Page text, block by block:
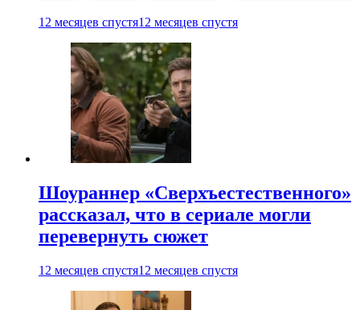
12 месяцев спустя12 месяцев спустя
Шоураннер «Сверхъестественного»
рассказал, что в сериале могли
перевернуть сюжет
12 месяцев спустя12 месяцев спустя